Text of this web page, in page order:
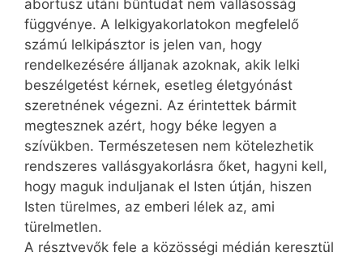
abortusz utáni bűntudat nem vallásosság
függvénye. A lelkigyakorlatokon megfelelő
számú lelkipásztor is jelen van, hogy
rendelkezésére álljanak azoknak, akik lelki
beszélgetést kérnek, esetleg életgyónást
szeretnének végezni. Az érintettek bármit
megtesznek azért, hogy béke legyen a
szívükben. Természetesen nem kötelezhetik
rendszeres vallásgyakorlásra őket, hagyni kell,
hogy maguk induljanak el Isten útján, hiszen
Isten türelmes, az emberi lélek az, ami
türelmetlen.
A résztvevők fele a közösségi médián keresztül